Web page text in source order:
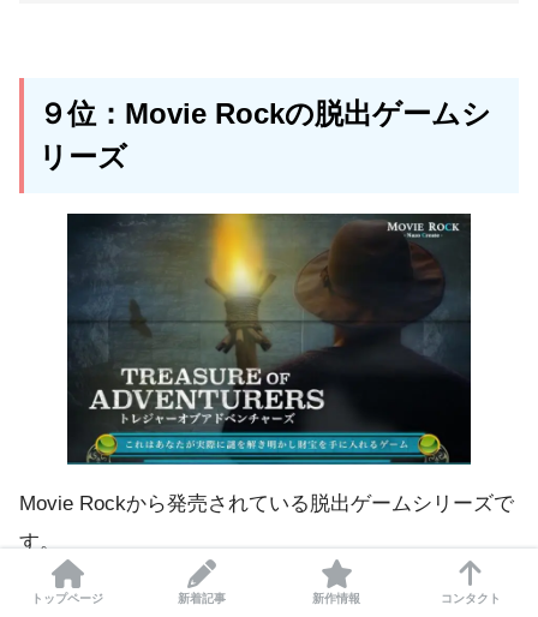
９位：Movie Rockの脱出ゲームシ
リーズ
Movie Rockから発売されている脱出ゲームシリーズで
す。
このメーカーは、1500円前後という非常に安い値段
トップページ 新着記事 新作情報 コンタクト